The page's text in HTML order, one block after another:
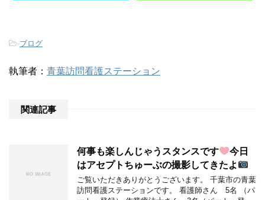
-ブログ
執筆者： 青葉訪問看護ステーション
関連記事
何事も楽しんじゃうスタンスです
今日
はアセプトちゅーぶの撮影してきたよ
ご覧いただきありがとうございます。 千葉市の青葉
訪問看護ステーションです。 看護師さん 5名 （パ